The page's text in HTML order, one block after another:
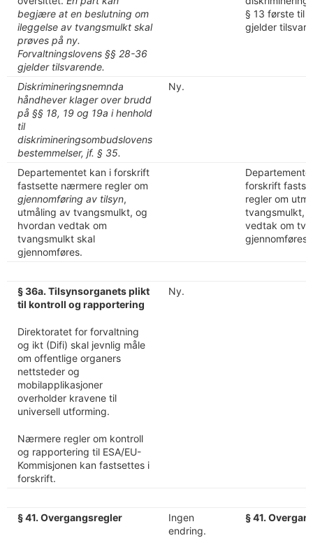
begjære at en beslutning om
ileggelse av tvangsmulkt skal
prøves på ny.
Forvaltningslovens §§ 28-36
gjelder tilsvarende.
§ 13 første til
gjelder
Diskrimineringsnemnda
håndhever klager over brudd
på §§ 18, 19 og 19a i henhold
til
diskrimineringsombudslovens
bestemmelser, jf. § 35.
Ny.
Departementet kan i forskrift
fastsette nærmere regler om
gjennomføring av tilsyn,
utmåling av tvangsmulkt, og
hvordan vedtak om
tvangsmulkt skal
gjennomføres.
forskrift
regler om
tvangsmulkt,
vedtak om
gjennomføres.
§ 36a. Tilsynsorganets plikt
til kontroll og rapportering
Direktoratet for forvaltning
og ikt (Difi) skal jevnlig måle
om offentlige organers
nettsteder og
mobilapplikasjoner
overholder kravene til
universell utforming.
Nærmere regler om kontroll
og rapportering til ESA/EU-
Kommisjonen kan fastsettes i
forskrift.
Ny.
§ 41. Overgangsregler
Ingen
endring.
§ 41.